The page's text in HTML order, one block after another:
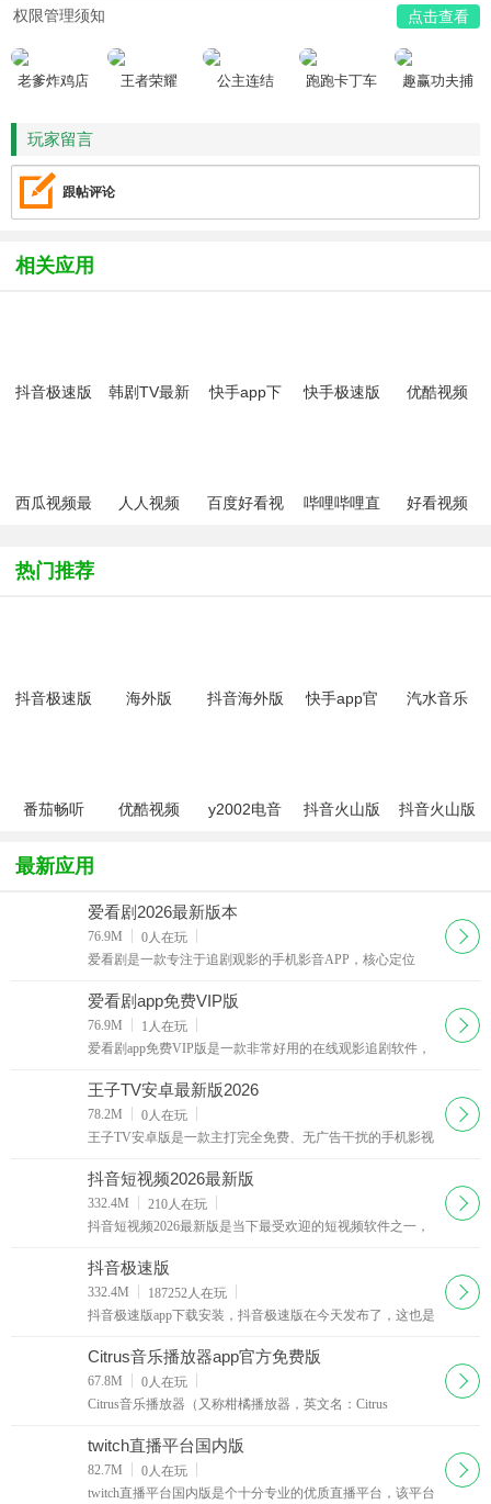
权限管理须知 点击查看
老爹炸鸡店
王者荣耀 公主连结 跑跑卡丁车
趣赢功夫捕
玩家留言
跟帖评论
相关应用
抖音极速版
韩剧TV最新
快手app下
快手极速版
优酷视频
西瓜视频最
人人视频
百度好看视
哔哩哔哩直
好看视频
热门推荐
抖音极速版
海外版
抖音海外版
快手app官
汽水音乐
番茄畅听
优酷视频
y2002电音
抖音火山版
抖音火山版
最新应用
爱看剧2026最新版本
76.9M 0 人在玩
爱看剧是一款专注于追剧观影的手机影音APP，核心定位
随时随地都能享受优质视频内容的便捷平台。软件聚合
下载
爱看剧app免费VIP版
76.9M 1 人在玩
爱看剧app免费VIP版是一款非常好用的在线观影追剧软件，
需任何会员与付费，也没有广告干扰，为用户带来纯净
下载
王子TV安卓最新版2026
78.2M 0 人在玩
王子TV安卓版是一款主打完全免费、无广告干扰的手机影视
畅享各类影视内容。整体界面采用极简设计，布局清
下载
抖音短视频2026最新版
332.4M 210 人在玩
抖音短视频2026最新版是当下最受欢迎的短视频软件之一，
制作属于自己的个性化短视频，狂拽酷炫吊炸天！
下载
抖音极速版
332.4M 187252 人在玩
抖音极速版app下载安装，抖音极速版在今天发布了，这也是
包，看的越多赚的越多。邀请好友也能赚红包
下载
Citrus音乐播放器app官方免费版
67.8M 0 人在玩
Citrus音乐播放器（又称柑橘播放器，英文名：Citrus
软件。它由独立开发者打造，主打"简约、纯粹、
下载
twitch直播平台国内版
82.7M 0 人在玩
twitch直播平台国内版是个十分专业的优质直播平台，该平台
下载